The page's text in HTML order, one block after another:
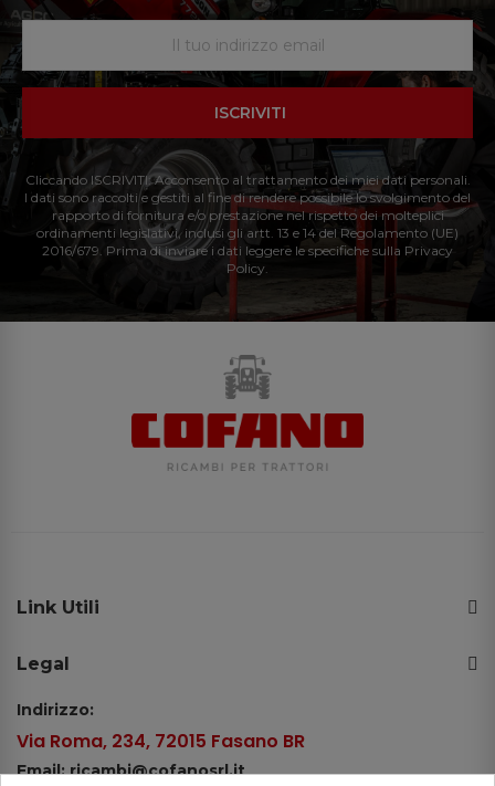
ISCRIVITI
Cliccando ISCRIVITI: Acconsento al trattamento dei miei dati personali.
I dati sono raccolti e gestiti al fine di rendere possibile lo svolgimento del
rapporto di fornitura e/o prestazione nel rispetto dei molteplici
ordinamenti legislativi, inclusi gli artt. 13 e 14 del Regolamento (UE)
2016/679. Prima di inviare i dati leggere le specifiche sulla Privacy
Policy.
Link Utili
Legal
Indirizzo:
Via Roma, 234, 72015 Fasano BR
Email: ricambi@cofanosrl.it